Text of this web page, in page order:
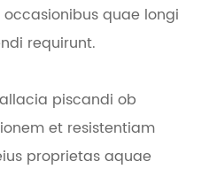
quae longi
requirunt.
piscandi ob
et resistentiam
proprietas aquae